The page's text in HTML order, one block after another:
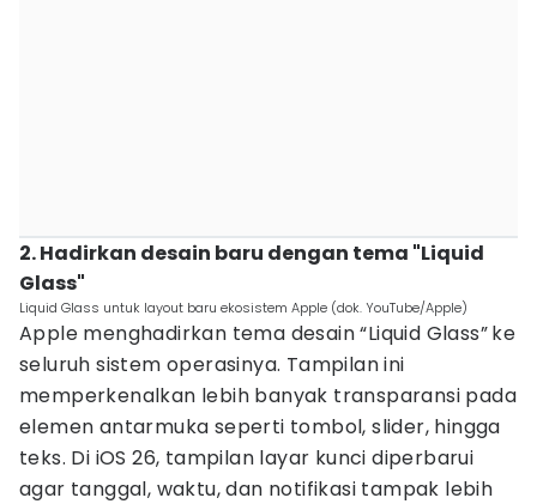
2. Hadirkan desain baru dengan tema "Liquid
Glass"
Liquid Glass untuk layout baru ekosistem Apple (dok. YouTube/Apple)
Apple menghadirkan tema desain “Liquid Glass”ke
seluruh sistem operasinya. Tampilan ini
memperkenalkan lebih banyak transparansi pada
elemen antarmuka seperti tombol, slider, hingga
teks. Di iOS 26, tampilan layar kunci diperbarui
agar tanggal, waktu, dan notifikasi tampak lebih